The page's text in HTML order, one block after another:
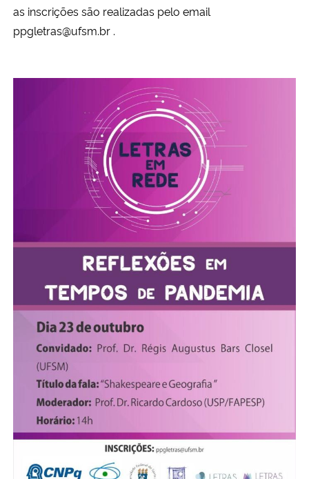
Controladoria-Geral da União
Gabinete de Segurança Institucional
Advocacia-Geral da União
Banco Central do Brasil
as inscrições são realizadas pelo email
ppgletras@ufsm.br .